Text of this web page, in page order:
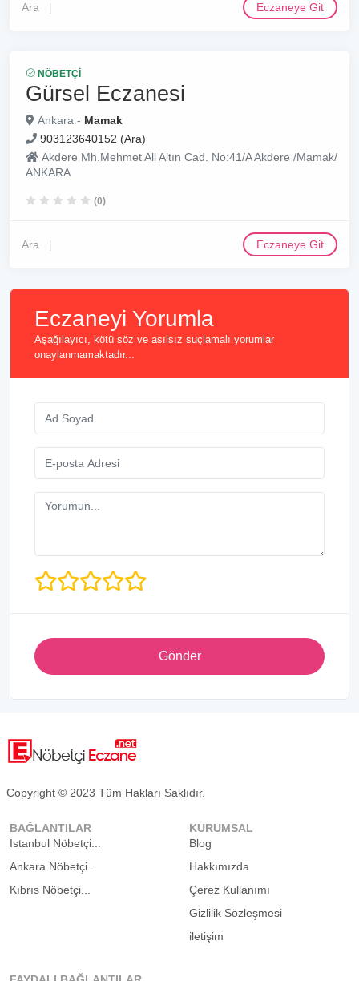
Ara Eczaneye Git
NÖBETÇI
Gürsel Eczanesi
Ankara - Mamak
903123640152 (Ara)
Akdere Mh.Mehmet Ali Altın Cad. No:41/A Akdere /Mamak/
ANKARA
(0)
Ara Eczaneye Git
Eczaneyi Yorumla
Aşağılayıcı, kötü söz ve asılsız suçlamalı yorumlar
onaylanmamaktadır...
Gönder
Copyright © 2023 Tüm Hakları Saklıdır.
BAĞLANTILAR
İstanbul Nöbetçi...
Ankara Nöbetçi...
Kıbrıs Nöbetçi...
KURUMSAL
Blog
Hakkımızda
Çerez Kullanımı
Gizlilik Sözleşmesi
iletişim